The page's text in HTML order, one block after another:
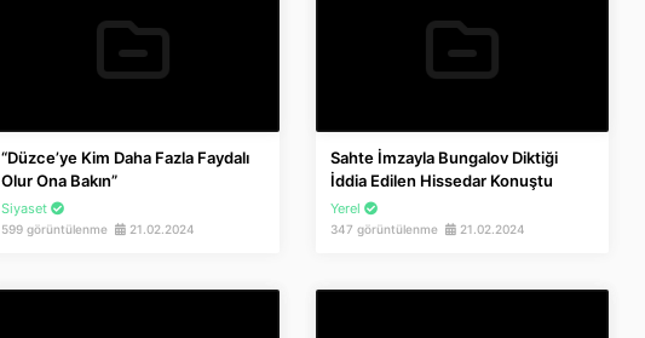
“Düzce’ye Kim Daha Fazla Faydalı
Olur Ona Bakın”
Siyaset
599 görüntülenme 21.02.2024
Sahte İmzayla Bungalov Diktiği
İddia Edilen Hissedar Konuştu
Yerel
347 görüntülenme 21.02.2024